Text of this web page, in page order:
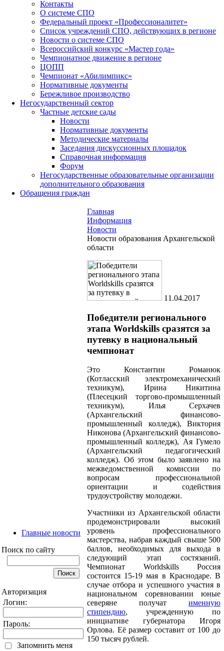
Контакты
О системе СПО
Федеральный проект «Профессионалитет»
Список учреждений СПО, действующих в регионе
Новости о системе СПО
Всероссийский конкурс «Мастер года»
Чемпионатное движение в регионе
ЦОПП
Чемпионат «Абилимпикс»
Нормативные документы
Бережливое производство
Негосударственный сектор
Частные детские сады
Новости
Нормативные документы
Методические материалы
Заседания дискуссионных площадок
Справочная информация
Форум
Негосударственные образовательные организации
дополнительного образования
Обращения граждан
Главные новости
Поиск по сайту
Авторизация
Логин:
Пароль:
Запомнить меня
Главная
Информация
Новости
Новости образования Архангельской
области
11.04.2017
Победители регионального
этапа Worldskills сразятся за
путевку в национальный
чемпионат
Это Константин Романюк
(Котласский электромеханический
техникум), Ирина Никитина
(Плесецкий торгово-промышленный
техникум), Илья Серхачев
(Архангельский финансово-
промышленный колледж), Виктория
Никонова (Архангельский финансово-
промышленный колледж), Ая Гумело
(Архангельский педагогический
колледж). Об этом было заявлено на
межведомственной комиссии по
вопросам профессиональной
ориентации и содействия
трудоустройству молодежи.
Участники из Архангельской области
продемонстрировали высокий
уровень профессионального
мастерства, набрав каждый свыше 500
баллов, необходимых для выхода в
следующий этап состязаний.
Чемпионат Worldskills Россия
состоится 15-19 мая в Краснодаре. В
случае отбора и успешного участия в
национальном соревновании юные
северяне получат именную
стипендию, учрежденную по
инициативе губернатора Игоря
Орлова. Её размер составит от 100 до
150 тысяч рублей.